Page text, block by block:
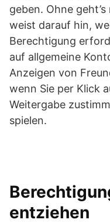
geben. Ohne
weist darauf hin,
Berechtigung
auf allgemeine
Anzeigen von
wenn Sie per Klick
Weitergabe
spielen.
entziehen